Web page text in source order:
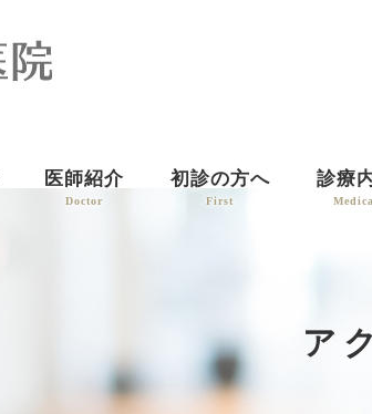
医師紹介
Doctor
初診の方へ
First
診療
ア